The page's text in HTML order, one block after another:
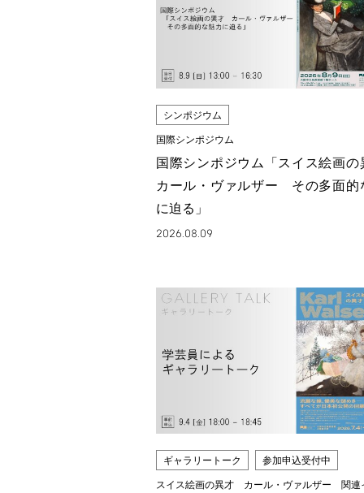
シンポジウム
国際シンポジウム
国際シンポジウム「スイス絵画
カール・ヴァルザー その多面的
に迫る」
2026.08.09
ギャラリートーク 参加申込受付中
スイス絵画の異才 カール・ヴァルザー 関連